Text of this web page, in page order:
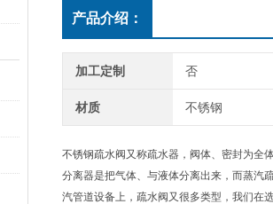
产品介绍：
加工定制 否
材质 不锈钢
不锈钢疏水阀又称疏水器，阀体、密封为全
分离器是把气体、与液体分离出来，而蒸汽
汽管道设备上，疏水阀又很多类型，我们在